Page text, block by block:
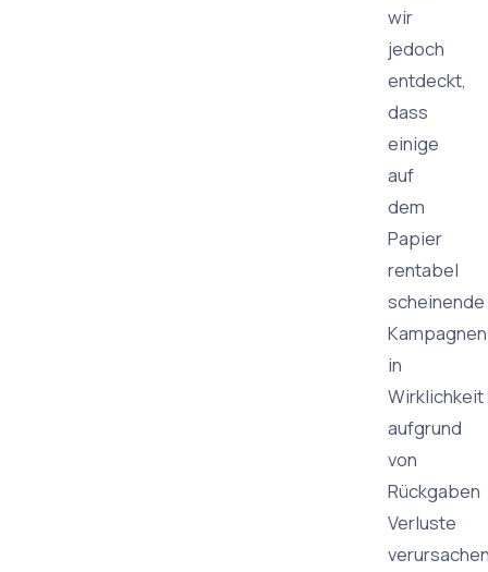
wir
jedoch
entdeckt,
dass
einige
auf
dem
Papier
rentabel
scheinende
Kampagnen
in
Wirklichkeit
aufgrund
von
Rückgaben
Verluste